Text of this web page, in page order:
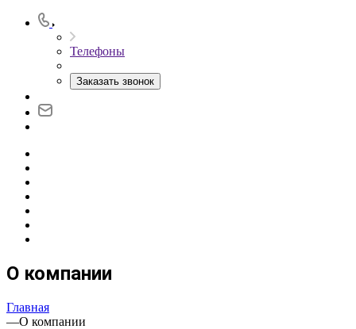
Телефоны
Заказать звонок
О компании
Главная
—О компании